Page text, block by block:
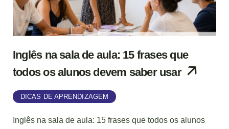
Inglês na sala de aula: 15 frases que
todos os alunos devem saber usar
DICAS DE APRENDIZAGEM
Inglês na sala de aula: 15 frases que todos os alunos